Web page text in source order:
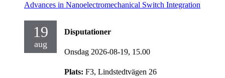
Advances in Nanoelectromechanical Switch Integration
19
aug
Disputationer
Onsdag 2026-08-19, 15.00
Plats: F3, Lindstedtvägen 26